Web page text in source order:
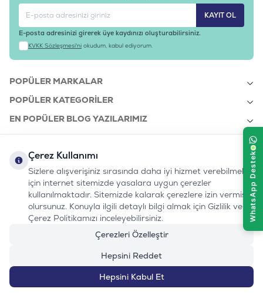
KAYIT OL
E-posta adresinizi girerek üye kaydınızı oluşturabilirsiniz.
KVKK Sözleşmesi'ni okudum, kabul ediyorum.
POPÜLER MARKALAR
POPÜLER KATEGORILER
EN POPÜLER BLOG YAZILARIMIZ
KURUMSAL
bizi takip edin:
Instagram
Youtube
TiktokFacebook
Linkedin
www.evinemama.com
0232 7000 212
%100 MUTLU
MÜŞTERI HATTI
Çerez Kullanımı
Sizlere alışverişiniz sırasında daha iyi hizmet verebilmek
için internet sitemizde yasalara uygun çerezler
kullanılmaktadır. Sitemizde kalarak çerezlere izin vermiş
olursunuz. Konuyla ilgili detaylı bilgi almak için Gizlilik ve
Çerez Politikamızı inceleyebilirsiniz.
Çerezleri Özelleştir
Hepsini Reddet
Hepsini Kabul Et